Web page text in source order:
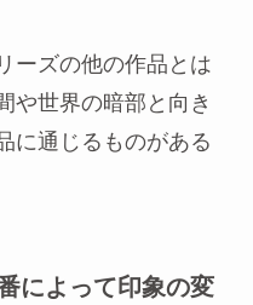
ーズの他の作品とは
や世界の暗部と向き
に通じるものがある
によって印象の変